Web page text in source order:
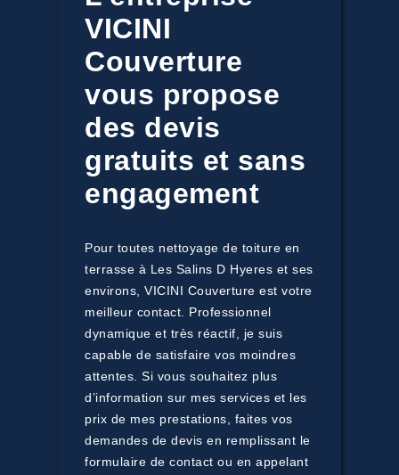
VICINI
Couverture
vous propose
des devis
gratuits et sans
engagement
Pour toutes nettoyage de toiture en
terrasse à Les Salins D Hyeres et ses
environs, VICINI Couverture est votre
meilleur contact. Professionnel
dynamique et très réactif, je suis
capable de satisfaire vos moindres
attentes. Si vous souhaitez plus
d’information sur mes services et les
prix de mes prestations, faites vos
demandes de devis en remplissant le
formulaire de contact ou en appelant